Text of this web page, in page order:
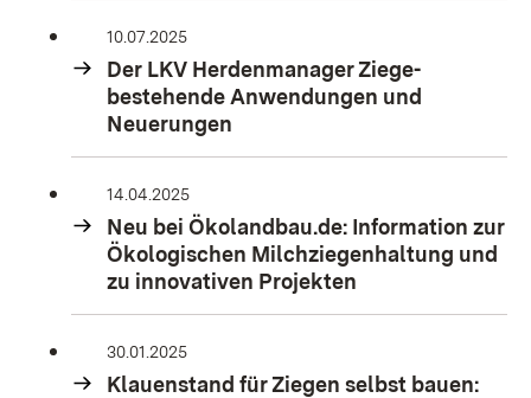
10.07.2025
Der LKV Herdenmanager Ziege-
bestehende Anwendungen und
Neuerungen
14.04.2025
Neu bei Ökolandbau.de: Information zur
Ökologischen Milchziegenhaltung und
zu innovativen Projekten
30.01.2025
Klauenstand für Ziegen selbst bauen: